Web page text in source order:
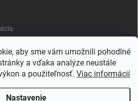
aby sme vám umožnili pohodlné
a vďaka analýze neustále
a použiteľnosť. Viac informácií
Nastavenie